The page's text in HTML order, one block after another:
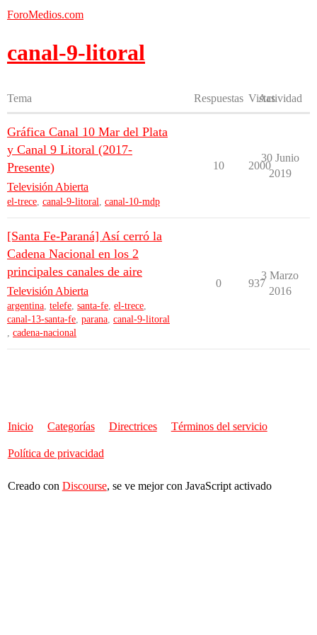
ForoMedios.com
canal-9-litoral
Tema Respuestas Vistas
Actividad
Gráfica Canal 10 Mar del Plata
y Canal 9 Litoral (2017-
Presente)
Televisión Abierta
el-trece, canal-9-litoral, canal-10-mdp
10 2000
30 Junio
2019
[Santa Fe-Paraná] Así cerró la
Cadena Nacional en los 2
principales canales de aire
Televisión Abierta
argentina, telefe, santa-fe, el-trece,
canal-13-santa-fe, parana, canal-9-litoral
, cadena-nacional
0 937
3 Marzo
2016
Inicio Categorías Directrices Términos del servicio
Política de privacidad
Creado con Discourse, se ve mejor con JavaScript activado